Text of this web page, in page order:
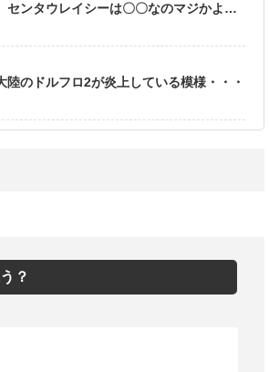
センタウレイシーは〇〇なのマジかよ…
陸のドルフロ2が炎上している模様・・・
？